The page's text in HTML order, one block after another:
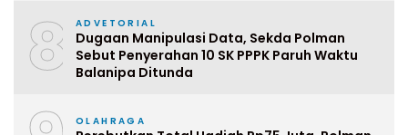
8 ADVETORIAL
Dugaan Manipulasi Data, Sekda Polman
Sebut Penyerahan 10 SK PPPK Paruh Waktu
Balanipa Ditunda
OLAHRAGA